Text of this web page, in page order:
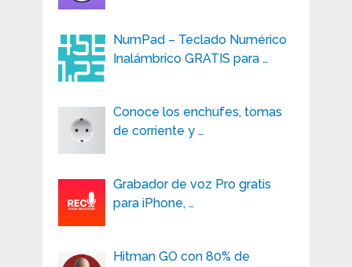
NumPad – Teclado Numérico
Inalámbrico GRATIS para …
Conoce los enchufes, tomas
de corriente y …
Grabador de voz Pro gratis
para iPhone, …
Hitman GO con 80% de